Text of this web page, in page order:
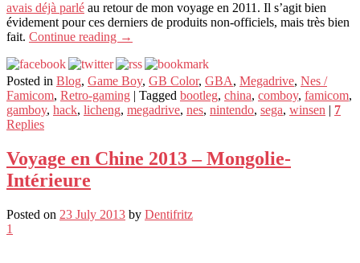
avais déjà parlé au retour de mon voyage en 2011. Il s’agit bien
évidement pour ces derniers de produits non-officiels, mais très bien
fait. Continue reading →
Posted in Blog, Game Boy, GB Color, GBA, Megadrive, Nes /
Famicom, Retro-gaming Tagged bootleg, china, comboy, famicom,
gamboy, hack, licheng, megadrive, nes, nintendo, sega, winsen
7
Replies
Voyage en Chine 2013 – Mongolie-
Intérieure
Posted on 23 July 2013 by Dentifritz
1